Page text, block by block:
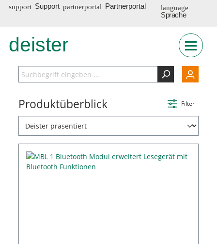
Support
Partnerportal
Sprache
INT
deister
Filter
Produktüberblick